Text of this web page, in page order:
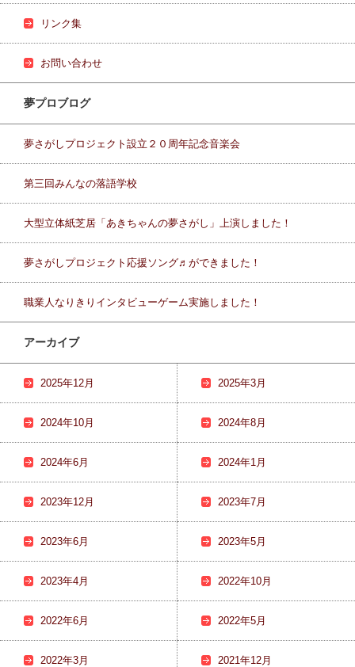
リンク集
お問い合わせ
夢プロブログ
夢さがしプロジェクト設立２０周年記念音楽会
第三回みんなの落語学校
大型立体紙芝居「あきちゃんの夢さがし」上演しました！
夢さがしプロジェクト応援ソング♬ができました！
職業人なりきりインタビューゲーム実施しました！
アーカイブ
2025年12月 2025年3月
2024年10月 2024年8月
2024年6月 2024年1月
2023年12月 2023年7月
2023年6月 2023年5月
2023年4月 2022年10月
2022年6月 2022年5月
2022年3月 2021年12月